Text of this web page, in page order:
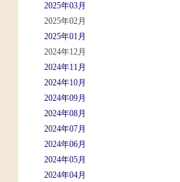
2025年03月
2025年02月
2025年01月
2024年12月
2024年11月
2024年10月
2024年09月
2024年08月
2024年07月
2024年06月
2024年05月
2024年04月